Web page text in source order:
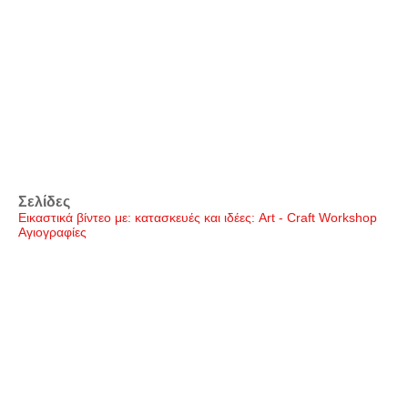
Σελίδες
Εικαστικά βίντεο με: κατασκευές και ιδέες: Art - Craft Workshop
Αγιογραφίες